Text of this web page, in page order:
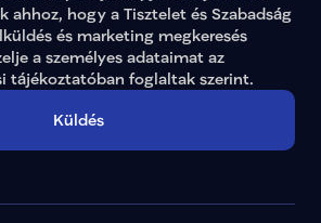
ahhoz, hogy a Tisztelet és Szabadság
és marketing megkeresés
tájékoztatóban foglaltak szerint.
Küldés